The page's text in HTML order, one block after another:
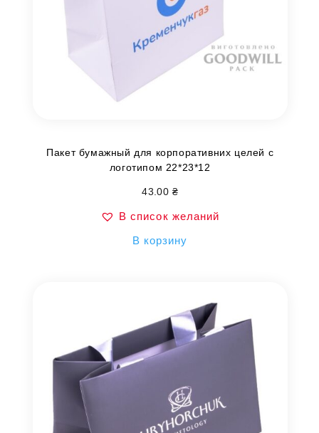
Пакет бумажный для корпоративних целей с
логотипом 22*23*12
43.00 ₴
В список желаний
В корзину